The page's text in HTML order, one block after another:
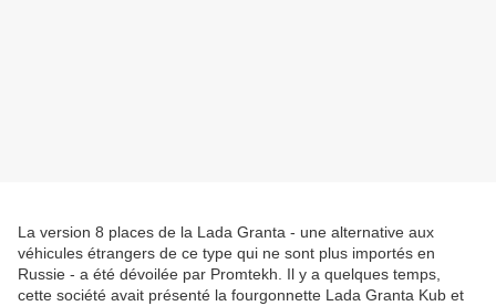
La version 8 places de la Lada Granta - une alternative aux
véhicules étrangers de ce type qui ne sont plus importés en
Russie - a été dévoilée par Promtekh. Il y a quelques temps,
cette société avait présenté la fourgonnette Lada Granta Kub et